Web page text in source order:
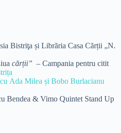
Bistriţa și Librăria Casa Cărții „N.
cărții” – Campania pentru citit
cu Ada Milea și Bobo Burlacianu
Bendea & Vimo Quintet Stand Up